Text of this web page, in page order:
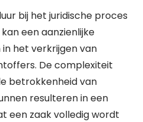
bij het juridische proces
een aanzienlijke
het verkrijgen van
De complexiteit
betrokkenheid van
resulteren in een
een zaak volledig wordt